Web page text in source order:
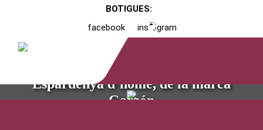
BOTIGUES:
facebook
instagram
Espardenya d’home, de la marca
Garzón